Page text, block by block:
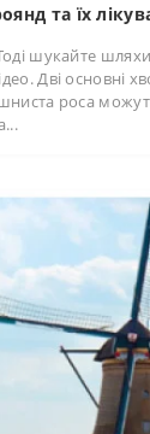
та їх
шукайте
Дві основні
роса